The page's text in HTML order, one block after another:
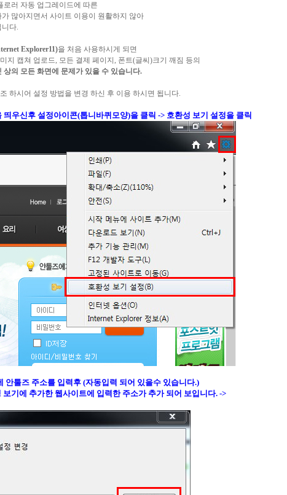
로러 자동 업그레이드에 따른
많아지면서 사이트 이용이 원활하지 않아
다.
Explorer11)을 처음 사용하시게 되면
지 캡쳐 업로드, 모든 결제 페이지, 폰트(글씨)크기 깨짐 등의
상의 모든 화면에 문제가 있을 수 있습니다.
하시어 설정 방법을 변경 하신 후 이용 하시면 됩니다.
띄우신후 설정아이콘(톱니바퀴모양)을 클릭 -> 호환성 보기 설정을 클릭
안툴즈 주소를 입력후 (자동입력 되어 있을수 있습니다.)
기에 추가한 웹사이트에 입력한 주소가 추가 되어 보입니다. ->